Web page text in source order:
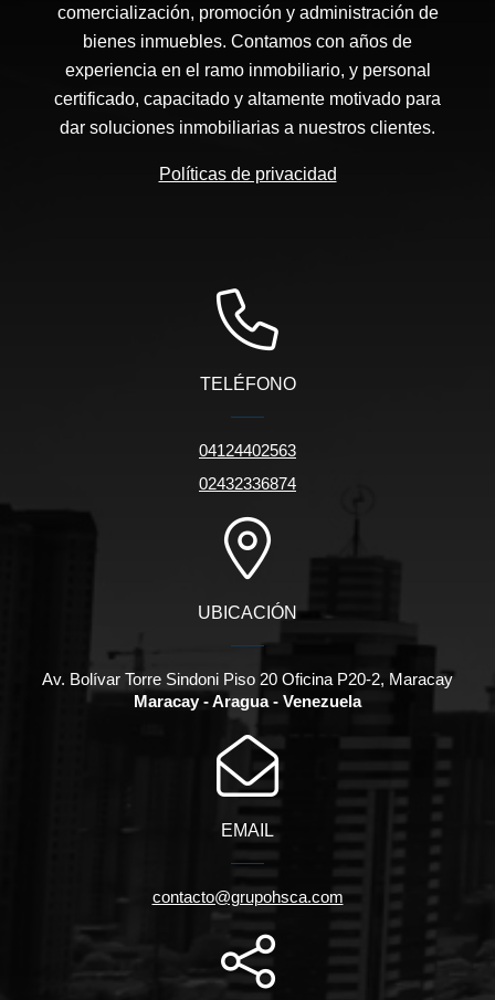
comercialización, promoción y administración de
bienes inmuebles. Contamos con años de
experiencia en el ramo inmobiliario, y personal
certificado, capacitado y altamente motivado para
dar soluciones inmobiliarias a nuestros clientes.
Políticas de privacidad
TELÉFONO
04124402563
02432336874
UBICACIÓN
Av. Bolívar Torre Sindoni Piso 20 Oficina P20-2, Maracay
Maracay - Aragua - Venezuela
EMAIL
contacto@grupohsca.com